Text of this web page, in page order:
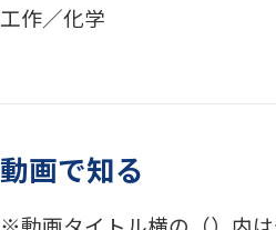
工作／化学
動画で知る